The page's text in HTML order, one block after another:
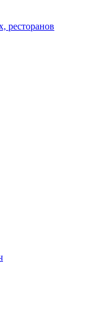
ресторанов